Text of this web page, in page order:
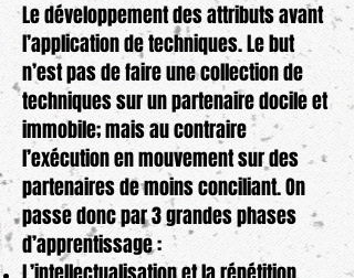
Le développement des attributs avant
l’application de techniques. Le but
n’est pas de faire une collection de
techniques sur un partenaire docile et
immobile; mais au contraire
l’exécution en mouvement sur des
partenaires de moins conciliant. On
passe donc par 3 grandes phases
d’apprentissage :